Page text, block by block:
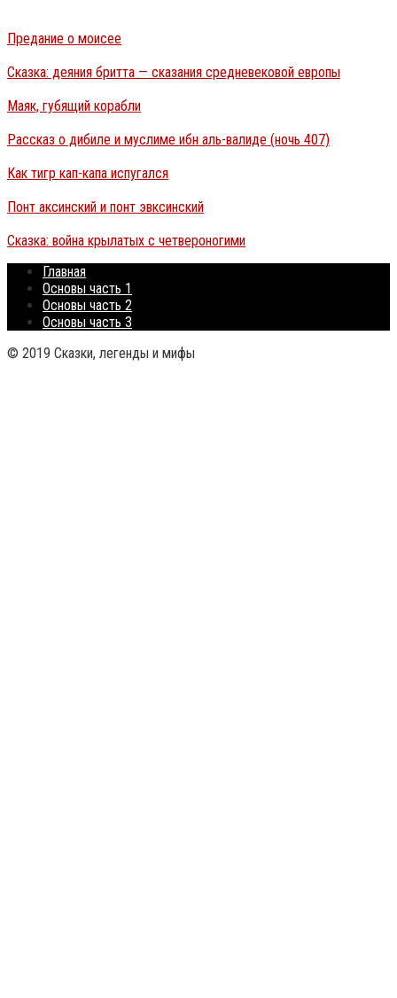
Предание о моисее
Сказка: деяния бритта — сказания средневековой европы
Маяк, губящий корабли
Рассказ о дибиле и муслиме ибн аль-валиде (ночь 407)
Как тигр кап-капа испугался
Понт аксинский и понт эвксинский
Сказка: война крылатых с четвероногими
Главная
Основы часть 1
Основы часть 2
Основы часть 3
© 2019 Сказки, легенды и мифы